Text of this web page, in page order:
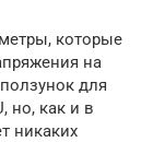
которые
на
для
но, как и в
никаких